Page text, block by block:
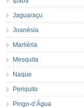
Jaguaraçu
Joanésia
Marliéria
Mesquita
Naque
Periquito
Pingo-d’Água